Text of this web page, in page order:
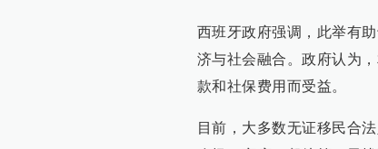
西班牙政府强调，此举有
济与社会融合。政府认为
款和社保费用而受益。
目前，大多数无证移民合